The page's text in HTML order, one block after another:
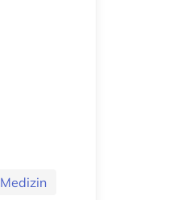
Medizin